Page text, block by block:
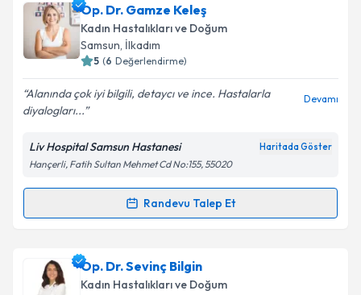
Takvim Talebini Gönder
Op. Dr. Sedat Melikli için randevu takvimi talebi
oluşturun. Size bu uzmandan randevu almanız için bir
takvim hazırlandığında e-posta ile bilgilendireceğiz.
Kişisel verilerimin işlenmesine ilişkin
Aydınlatma
Metni'ni okudum ve kişisel verilerimin belirtilen
kapsamda işlenmesini kabul ediyorum.
Op. Dr. Gamze Keleş
Kadın Hastalıkları ve Doğum
Samsun, İlkadım
5 (6 Değerlendirme)
Alanında çok iyi bilgili, detaycı ve ince. Hastalarla
diyalogları...
Devamı
Liv Hospital Samsun Hastanesi Haritada Göster
Hançerli, Fatih Sultan Mehmet Cd No:155, 55020
Randevu Talep Et
Randevu Takvimi Talebi
Op. Dr. Gamze Keleşiçin randevu takvimi talebi
oluşturun. Size bu uzmandan randevu almanız için bir
Op. Dr. Sevinç Bilgin
Kadın Hastalıkları ve Doğum